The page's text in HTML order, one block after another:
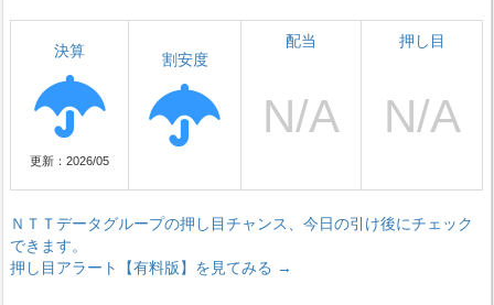
決算
更新：2026/05
割安度
配当 押し目
ＮＴＴデータグループの押し目チャンス、今日の引け後にチェック
できます。
押し目アラート【有料版】を見てみる →